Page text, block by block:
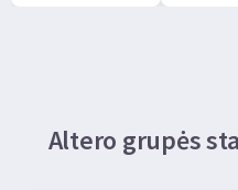
Altero grupės